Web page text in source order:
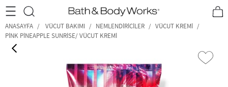
•2200₺ ve Üzeri Kargo Ücretsiz!• *Promosyon Detayları
ANASAYFA VÜCUT BAKIMI NEMLENDIRICILER
VÜCUT KREMI
PINK PINEAPPLE SUNRISE/ VÜCUT KREMI